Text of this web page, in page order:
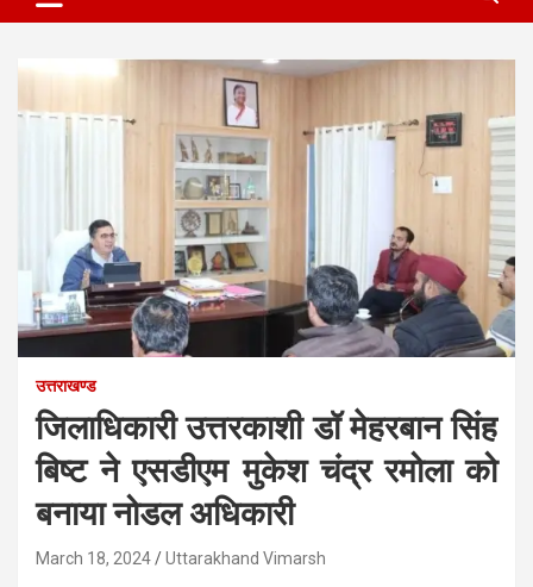
उत्तराखण्ड
जिलाधिकारी उत्तरकाशी डॉ मेहरबान सिंह
बिष्ट ने एसडीएम मुकेश चंद्र रमोला को
बनाया नोडल अधिकारी
March 18, 2024 Uttarakhand Vimarsh